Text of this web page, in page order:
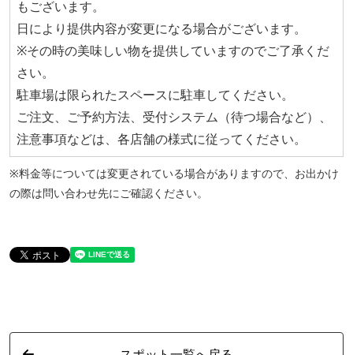
もございます。
日により提供内容が変更になる場合がございます。
※その時の美味しい物を提供していますのでご了承くだ
さい。
駐車場は限られたスペースに駐車してください。
ご注文、ご予約方法、受付システム（待つ場合など）、
注意事項などは、各店舗の様式に従ってください。
※料金等については変更されている場合がありますので、お出かけ
の際は問い合わせ先にご確認ください。